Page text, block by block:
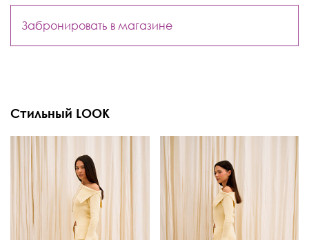
Забронировать в магазине
Стильный LOOK